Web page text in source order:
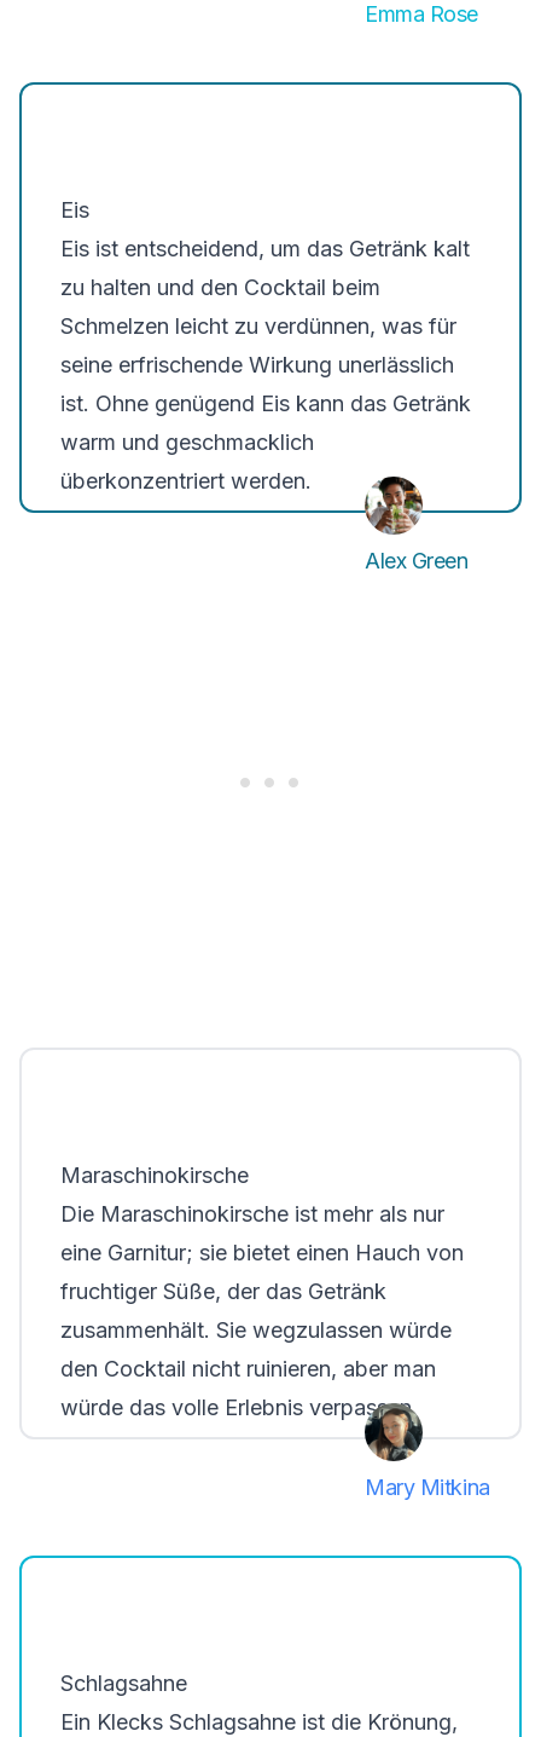
Emma Rose
Eis
Eis ist entscheidend, um das Getränk kalt
zu halten und den Cocktail beim
Schmelzen leicht zu verdünnen, was für
seine erfrischende Wirkung unerlässlich
ist. Ohne genügend Eis kann das Getränk
warm und geschmacklich
überkonzentriert werden.
Alex Green
Maraschinokirsche
Die Maraschinokirsche ist mehr als nur
eine Garnitur; sie bietet einen Hauch von
fruchtiger Süße, der das Getränk
zusammenhält. Sie wegzulassen würde
den Cocktail nicht ruinieren, aber man
würde das volle Erlebnis verpassen.
Mary Mitkina
Schlagsahne
Ein Klecks Schlagsahne ist die Krönung,